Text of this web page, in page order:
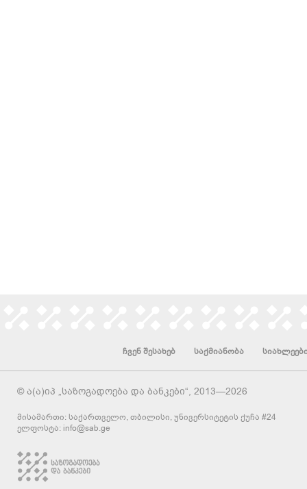
ჩვენ შესახებ საქმიანობა
© ა(ა)იპ „საზოგადოება და ბანკები“, 2013—2026
მისამართი: საქართველო, თბილისი, უნივერსიტეტის ქუჩა #24
ელფოსტა: info@sab.ge